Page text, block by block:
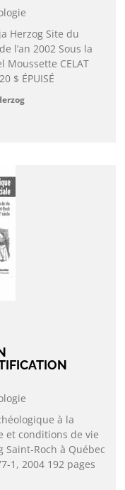
Herzog Site du
l’an 2002 Sous la
CELAT
$ ÉPUISÉ
à la
et conditions de vie
Roch à Québec
1, 2004 192 pages